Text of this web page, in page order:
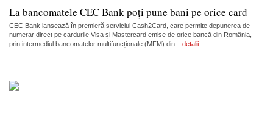
La bancomatele CEC Bank poți pune bani pe orice card
CEC Bank lansează în premieră serviciul Cash2Card, care permite depunerea de
numerar direct pe cardurile Visa și Mastercard emise de orice bancă din România,
prin intermediul bancomatelor multifuncționale (MFM) din... detalii